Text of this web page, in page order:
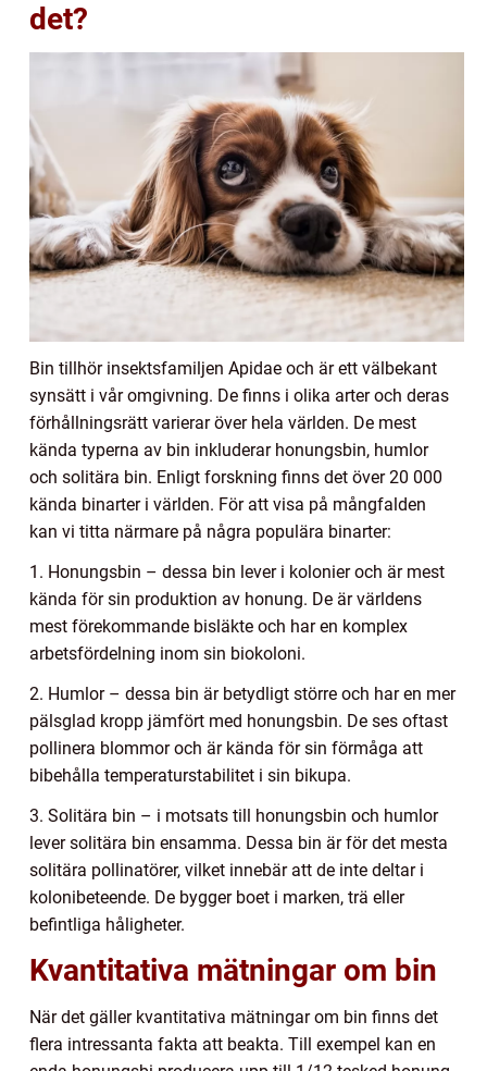
det?
Bin tillhör insektsfamiljen Apidae och är ett välbekant
synsätt i vår omgivning. De finns i olika arter och deras
förhållningsrätt varierar över hela världen. De mest
kända typerna av bin inkluderar honungsbin, humlor
och solitära bin. Enligt forskning finns det över 20 000
kända binarter i världen. För att visa på mångfalden
kan vi titta närmare på några populära binarter:
1. Honungsbin – dessa bin lever i kolonier och är mest
kända för sin produktion av honung. De är världens
mest förekommande bisläkte och har en komplex
arbetsfördelning inom sin biokoloni.
2. Humlor – dessa bin är betydligt större och har en mer
pälsglad kropp jämfört med honungsbin. De ses oftast
pollinera blommor och är kända för sin förmåga att
bibehålla temperaturstabilitet i sin bikupa.
3. Solitära bin – i motsats till honungsbin och humlor
lever solitära bin ensamma. Dessa bin är för det mesta
solitära pollinatörer, vilket innebär att de inte deltar i
kolonibeteende. De bygger boet i marken, trä eller
befintliga håligheter.
Kvantitativa mätningar om bin
När det gäller kvantitativa mätningar om bin finns det
flera intressanta fakta att beakta. Till exempel kan en